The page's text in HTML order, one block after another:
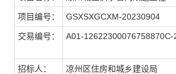
项目编号： GSXSXGCXM-20230904
交易编号： A01-
招标人： 凉州区住房和城乡建设局